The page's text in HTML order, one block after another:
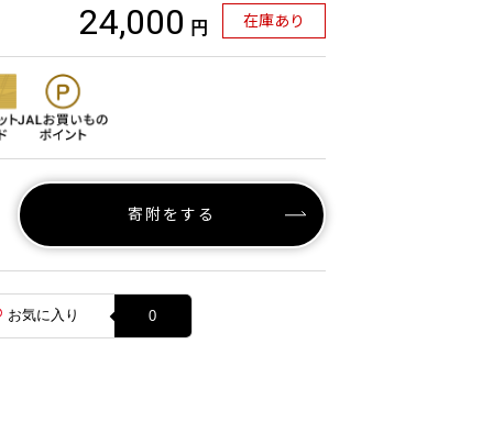
24,000 円 在庫あり
寄附をする
お気に入り 0